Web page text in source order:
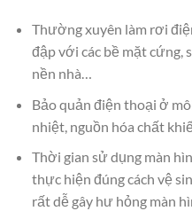
Thường xuyên làm rơi
đập với các bề mặt cứng,
nền nhà…
Bảo quản điện thoại ở
nhiệt, nguồn hóa chất
Thời gian sử dụng màn
thực hiện đúng cách vệ
rất dễ gây hư hỏng màn